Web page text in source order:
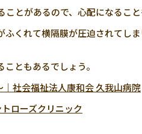
とがあるので、心配になること
くれて横隔膜が圧迫されてし
ともあるでしょう。
｜社会福祉法人康和会 久我山病院
ローズクリニック